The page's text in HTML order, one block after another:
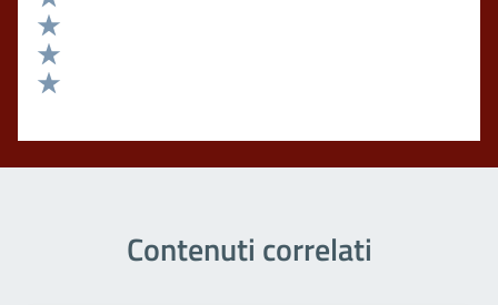
Valuta 4 stelle su 5
Valuta 3 stelle su 5
Valuta 2 stelle su 5
Contenuti correlati